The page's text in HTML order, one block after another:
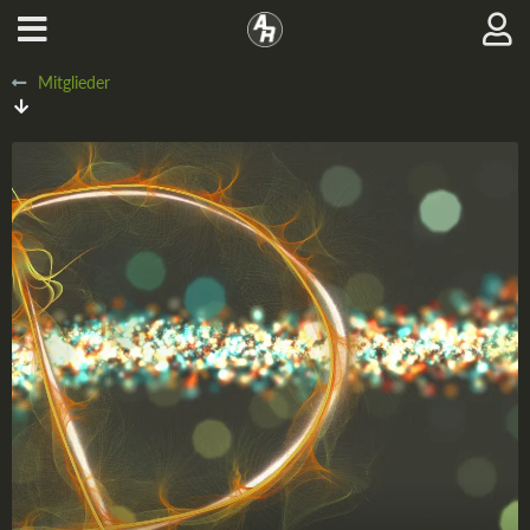
Mitglieder